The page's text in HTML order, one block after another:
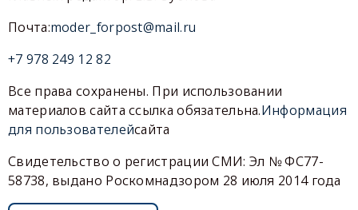
Почта:moder_forpost@mail.ru
+7 978 249 12 82
Все права сохранены. При использовании
материалов сайта ссылка обязательна.Информация
для пользователейсайта
Свидетельство о регистрации СМИ: Эл № ФС77-
58738, выдано Роскомнадзором 28 июля 2014 года